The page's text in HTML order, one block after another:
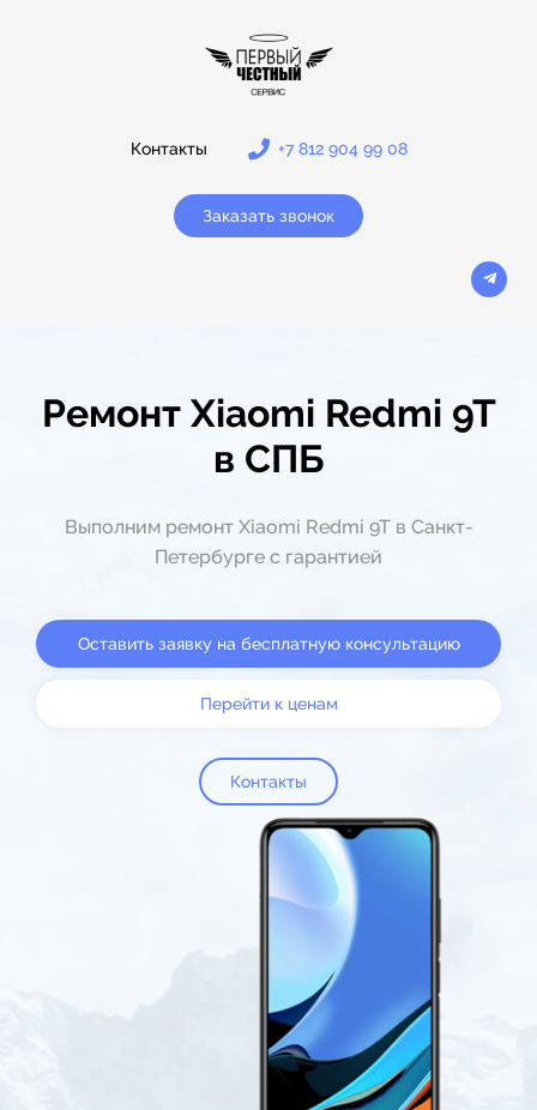
Контакты +7 812 904 99 08
Заказать звонок
Ремонт Xiaomi Redmi 9T
в СПБ
Выполним ремонт Xiaomi Redmi 9T в Санкт-
Петербурге с гарантией
Оставить заявку на бесплатную консультацию
Перейти к ценам
Контакты